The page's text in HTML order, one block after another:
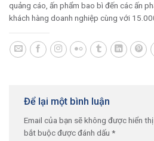
quảng cáo, ấn phẩm bao bì đến các ấn
khách hàng doanh nghiệp cùng với
Để lại một bình luận
Email của bạn sẽ không được hiển
bắt buộc được đánh dấu *